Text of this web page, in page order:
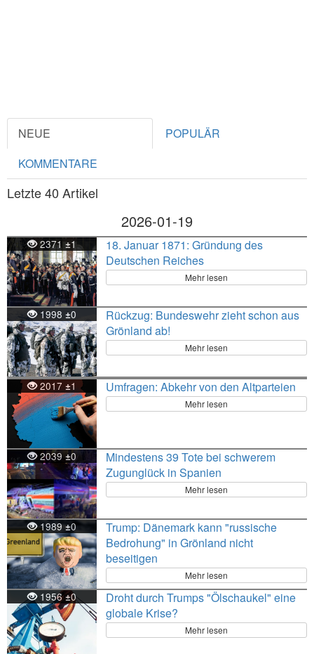
NEUE
POPULÄR
KOMMENTARE
Letzte 40 Artikel
2026-01-19
2371±1
18. Januar 1871: Gründung des
Deutschen Reiches
Mehr lesen
1998±0
Rückzug: Bundeswehr zieht schon aus
Grönland ab!
Mehr lesen
2017±1 Umfragen: Abkehr von den Altparteien
Mehr lesen
2039±0
Mindestens 39 Tote bei schwerem
Zugunglück in Spanien
Mehr lesen
1989±0
Trump: Dänemark kann "russische
Bedrohung" in Grönland nicht
beseitigen
Mehr lesen
1956±0
Droht durch Trumps "Ölschaukel" eine
globale Krise?
Mehr lesen